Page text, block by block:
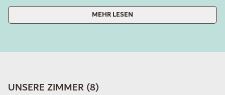
MEHR LESEN
UNSERE ZIMMER(8)